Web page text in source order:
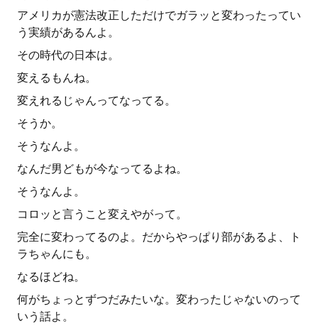
アメリカが憲法改正しただけでガラッと変わったってい
う実績があるんよ。
その時代の日本は。
変えるもんね。
変えれるじゃんってなってる。
そうか。
そうなんよ。
なんだ男どもが今なってるよね。
そうなんよ。
コロッと言うこと変えやがって。
完全に変わってるのよ。だからやっぱり部があるよ、ト
ラちゃんにも。
なるほどね。
何がちょっとずつだみたいな。変わったじゃないのって
いう話よ。